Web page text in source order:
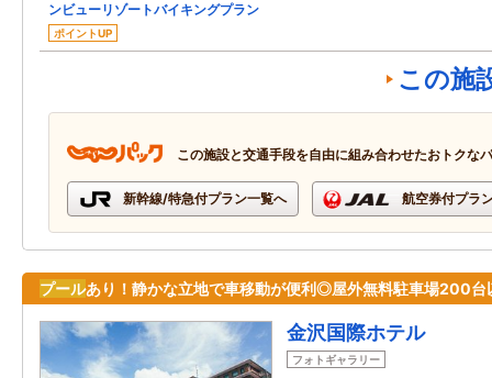
ンビューリゾートバイキングプラン
ポイントUP
この施
この施設と交通手段を自由に組み合わせたおトクな
新幹線/特急付プラン一覧へ 航空券付プラ
プールあり！静かな立地で車移動が便利◎屋外無料駐車場200台
金沢国際ホテル
フォトギャラリー